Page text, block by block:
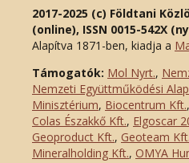
2017-2025 (c) Földtani
(online), ISSN 0015-542X
Alapítva 1871-ben, kiadja a
Támogatók: Mol Nyrt.,
Nemzeti Együttműködési Alap
Minisztérium, Biocentrum Kft.,
Colas Északkő Kft., Elgoscar
Geoproduct Kft., Geoteam Kft.
Mineralholding Kft., OMYA